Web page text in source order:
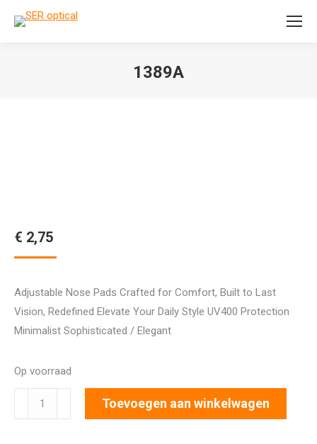
Search:
1389A
€ 2,75
Adjustable Nose Pads Crafted for Comfort, Built to Last
Vision, Redefined Elevate Your Daily Style UV400 Protection
Minimalist Sophisticated / Elegant
Op voorraad
1389A
aantal
Toevoegen aan winkelwagen